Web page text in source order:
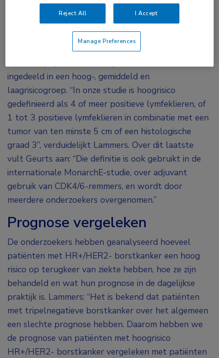
lymfeklierpositieve ziekte, grotere tumoren of
bijvoorbeeld een histologische graad 3.”
Studiepopulatie
ingedeeld in een hoog-, gemiddeld en
laagrisicogroep. “In onze studie is hoogrisico
gedefinieerd als 4 of meer positieve lymfeklieren, of
1 tot 3 positieve lymfeklieren in combinatie met een
tumor van ten minste 5 cm of een histologische
graad 3”, verduidelijkt Lammers. Over dit laatste
vult Geurts aan: “Die definitie is ook gebruikt in de
internationale MonarchE-studie, over adjuvant
gebruik van CDK4/6-remmers, en wordt door
meerdere onderzoekers overgenomen.”
Prognose vergeleken
De onderzoekers hebben geanalyseerd hoeveel
patiënten met HR+/HER2- borstkanker een hoog
risico op terugkeer van ziekte hebben, hoe ze zijn
behandeld en wat hun prognose in de dagelijkse
praktijk is. Lammers: “Het is bekend dat patiënten
met tripelnegatieve borstkanker over het algemeen
een slechte prognose hebben. Daarom hebben we
de prognose van patiënten met hoogrisico
HR+/HER2- borstkanker vergeleken met patiënten
Reject All I Accept
Manage Preferences